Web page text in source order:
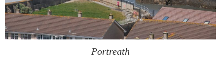
Portreath